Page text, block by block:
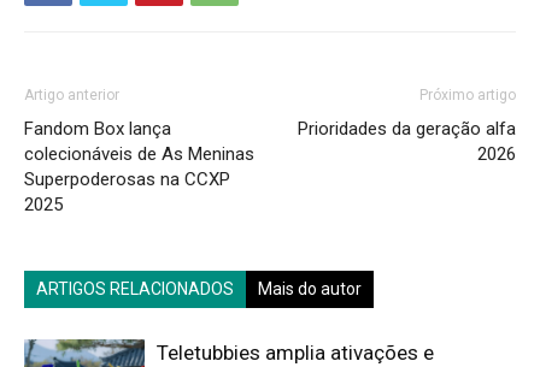
Artigo anterior
Fandom Box lança
colecionáveis de As Meninas
Superpoderosas na CCXP
2025
Próximo artigo
Prioridades da geração alfa
2026
ARTIGOS RELACIONADOS Mais do autor
Teletubbies amplia ativações e